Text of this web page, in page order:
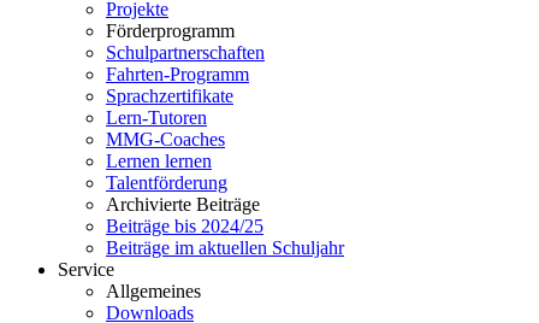
Projekte
Förderprogramm
Schulpartnerschaften
Fahrten-Programm
Sprachzertifikate
Lern-Tutoren
MMG-Coaches
Lernen lernen
Talentförderung
Archivierte Beiträge
Beiträge bis 2024/25
Beiträge im aktuellen Schuljahr
Service
Allgemeines
Downloads